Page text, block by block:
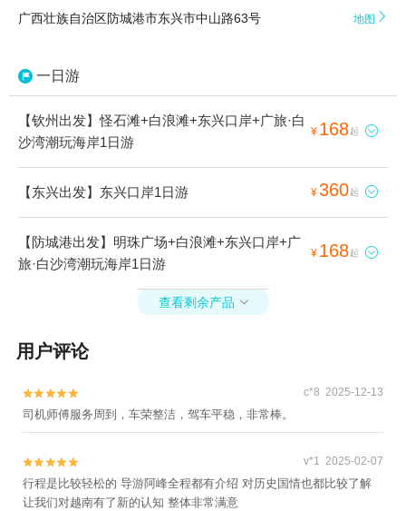
广西壮族自治区防城港市东兴市中山路63号 地图 
一日游
【钦州出发】怪石滩+白浪滩+东兴口岸+广旅·白
沙湾潮玩海岸1日游
¥ 168起 
【东兴出发】东兴口岸1日游 ¥360起 
【防城港出发】明珠广场+白浪滩+东兴口岸+广
旅·白沙湾潮玩海岸1日游
¥ 168起 
查看剩余产品 
用户评论

 c*8 2025-12-13
司机师傅服务周到，车荣整洁，驾车平稳，非常棒。

 v*1 2025-02-07
行程是比较轻松的 导游阿峰全程都有介绍 对历史国情也都比较了解
让我们对越南有了新的认知 整体非常满意